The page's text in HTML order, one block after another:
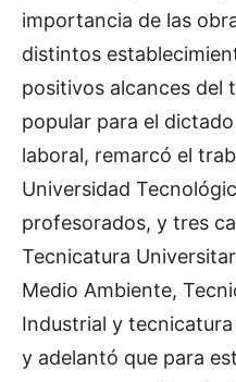
importancia de las
distintos
positivos alcances del
popular para el
laboral, remarcó el
Universidad
profesorados, y tres
Tecnicatura
Medio Ambiente,
Industrial y
y adelantó que para